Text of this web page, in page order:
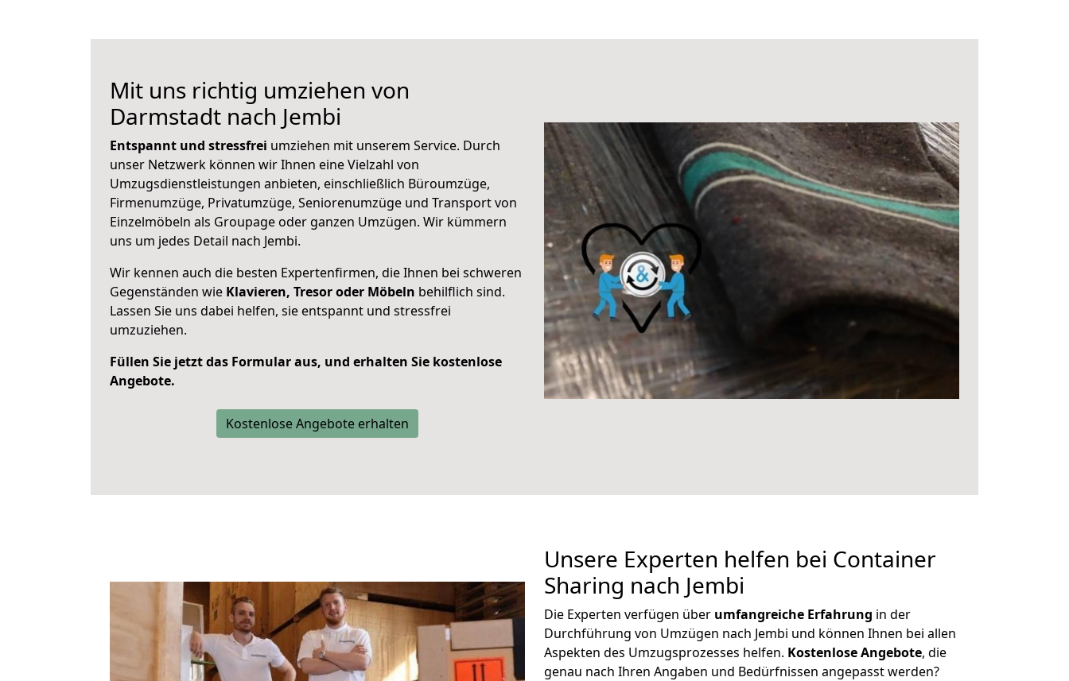
Mit uns richtig umziehen von
Darmstadt nach Jembi
Entspannt und stressfrei umziehen mit unserem Service. Durch
unser Netzwerk können wir Ihnen eine Vielzahl von
Umzugsdienstleistungen anbieten, einschließlich Büroumzüge,
Firmenumzüge, Privatumzüge, Seniorenumzüge und Transport von
Einzelmöbeln als Groupage oder ganzen Umzügen. Wir kümmern
uns um jedes Detail nach Jembi.
Wir kennen auch die besten Expertenfirmen, die Ihnen bei schweren
Gegenständen wie Klavieren, Tresor oder Möbeln behilflich sind.
Lassen Sie uns dabei helfen, sie entspannt und stressfrei
umzuziehen.
Füllen Sie jetzt das Formular aus, und erhalten Sie kostenlose
Angebote.
Kostenlose Angebote erhalten
Unsere Experten helfen bei Container
Sharing nach Jembi
Die Experten verfügen über umfangreiche Erfahrung in der
Durchführung von Umzügen nach Jembi und können Ihnen bei allen
Aspekten des Umzugsprozesses helfen. Kostenlose Angebote, die
genau nach Ihren Angaben und Bedürfnissen angepasst werden?